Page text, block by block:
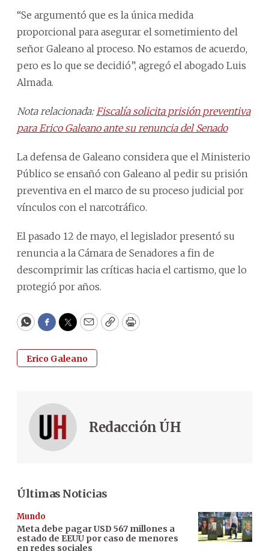
“Se argumentó que es la única medida
proporcional para asegurar el sometimiento del
señor Galeano al proceso. No estamos de acuerdo,
pero es lo que se decidió”, agregó el abogado Luis
Almada.
Nota relacionada: Fiscalía solicita prisión preventiva
para Erico Galeano ante su renuncia del Senado
La defensa de Galeano considera que el Ministerio
Público se ensañó con Galeano al pedir su prisión
preventiva en el marco de su proceso judicial por
vínculos con el narcotráfico.
El pasado 12 de mayo, el legislador presentó su
renuncia a la Cámara de Senadores a fin de
descomprimir las críticas hacia el cartismo, que lo
protegió por años.
WhatsApp
Facebook
Twitter
EmailCopyPrint
Erico Galeano
Redacción ÚH
Últimas Noticias
Mundo
Meta debe pagar USD 567 millones a
estado de EEUU por caso de menores
en redes sociales